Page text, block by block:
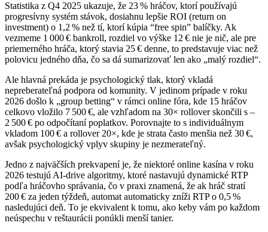
Statistika z Q4 2025 ukazuje, že 23 % hráčov, ktorí používajú
progresívny systém stávok, dosiahnu lepšie ROI (return on
investment) o 1,2 % než tí, ktorí kúpia “free spin” balíčky. Ak
vezmeme 1 000 € bankroll, rozdiel vo výške 12 € nie je nič, ale pre
priemerného hráča, ktorý stavia 25 € denne, to predstavuje viac než
polovicu jedného dňa, čo sa dá sumarizovať len ako „malý rozdiel“.
Ale hlavná prekáda je psychologický tlak, ktorý vkladá
nepreberateľná podpora od komunity. V jedinom prípade v roku
2026 došlo k „group betting“ v rámci online fóra, kde 15 hráčov
celkovo vložilo 7 500 €, ale vzhľadom na 30× rollover skončili s –
2 500 € po odpočítaní poplatkov. Porovnajte to s individuálnym
vkladom 100 € a rollover 20×, kde je strata často menšia než 30 €,
avšak psychologický vplyv skupiny je nezmerateľný.
Jedno z najväčších prekvapení je, že niektoré online kasína v roku
2026 testujú AI‑drive algoritmy, ktoré nastavujú dynamické RTP
podľa hráčovho správania, čo v praxi znamená, že ak hráč stratí
200 € za jeden týždeň, automat automaticky zníži RTP o 0,5 %
nasledujúci deň. To je ekvivalent k tomu, ako keby vám po každom
neúspechu v reštaurácii ponúkli menší tanier.